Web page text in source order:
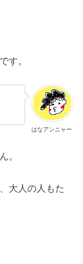
す。
はなアンニャー
。
大人の人もた